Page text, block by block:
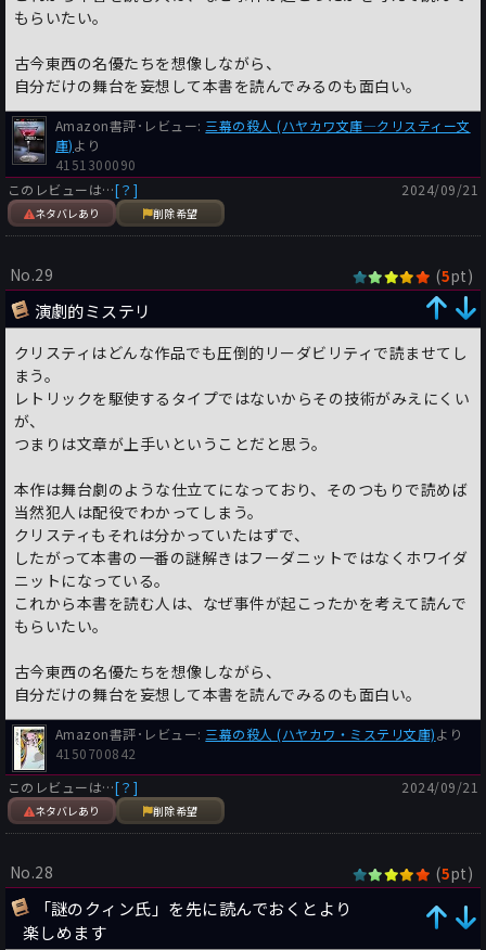
もらいたい。
古今東西の名優たちを想像しながら、
自分だけの舞台を妄想して本書を読んでみるのも面白い。
Amazon書評･レビュー: 三幕の殺人 (ハヤカワ文庫―クリスティー文
庫)より
4151300090
このレビューは…[？]
ネタバレあり 削除希望
2024/09/21
No.29 (5pt)
演劇的ミステリ
クリスティはどんな作品でも圧倒的リーダビリティで読ませてし
まう。
レトリックを駆使するタイプではないからその技術がみえにくい
が、
つまりは文章が上手いということだと思う。
本作は舞台劇のような仕立てになっており、そのつもりで読めば
当然犯人は配役でわかってしまう。
クリスティもそれは分かっていたはずで、
したがって本書の一番の謎解きはフーダニットではなくホワイダ
ニットになっている。
これから本書を読む人は、なぜ事件が起こったかを考えて読んで
もらいたい。
古今東西の名優たちを想像しながら、
自分だけの舞台を妄想して本書を読んでみるのも面白い。
Amazon書評･レビュー: 三幕の殺人 (ハヤカワ・ミステリ文庫)より
4150700842
このレビューは…[？]
ネタバレあり 削除希望
2024/09/21
No.28 (5pt)
「謎のクィン氏」を先に読んでおくとより
楽しめます